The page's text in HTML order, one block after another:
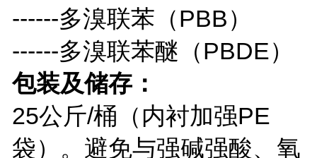
------多溴联苯（PBB）
------多溴联苯醚（PBDE）
包装及储存：
25公斤/桶（ 内衬加强PE
袋）。避免与强碱强酸、氧